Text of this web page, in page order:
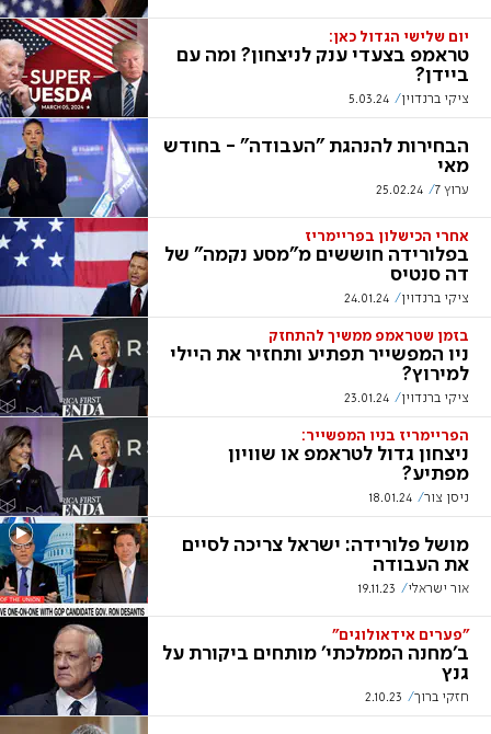
יום שלישי הגדול כאן:
טראמפ בצעדי ענק לניצחון? ומה עם
ביידן?
ציקי ברנדוין 5.03.24
הבחירות להנהגת "העבודה" - בחודש
מאי
ערוץ 7 25.02.24
אחרי הכישלון בפריימריז
בפלורידה חוששים מ"מסע נקמה" של
דה סנטיס
ציקי ברנדוין 24.01.24
בזמן שטראמפ ממשיך להתחזק
ניו המפשייר תפתיע ותחזיר את היילי
למירוץ?
ציקי ברנדוין 23.01.24
הפריימריז בניו המפשייר:
ניצחון גדול לטראמפ או שוויון
מפתיע?
ניסן צור 18.01.24
מושל פלורידה: ישראל צריכה לסיים
את העבודה
אור ישראלי 19.11.23
"פערים אידאולוגים"
ב'מחנה הממלכתי' מותחים ביקורת על
גנץ
חזקי ברוך 2.10.23